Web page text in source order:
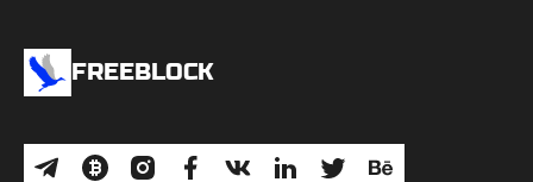
FREEBLOCK